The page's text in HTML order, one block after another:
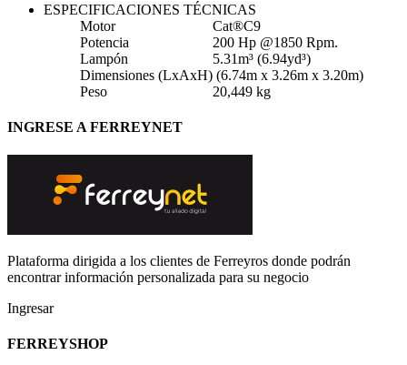
ESPECIFICACIONES TÉCNICAS
Motor
Cat®C9
Potencia
200 Hp @1850 Rpm.
Lampón
​5.31m³ (6.94yd³)
Dimensiones ​(LxAxH) ​ (6.74m x 3.26m x 3.20m)
Peso
20,449 kg
INGRESE A FERREYNET
Plataforma dirigida a los clientes de Ferreyros donde podrán
encontrar información personalizada para su negocio
Ingresar
FERREYSHOP